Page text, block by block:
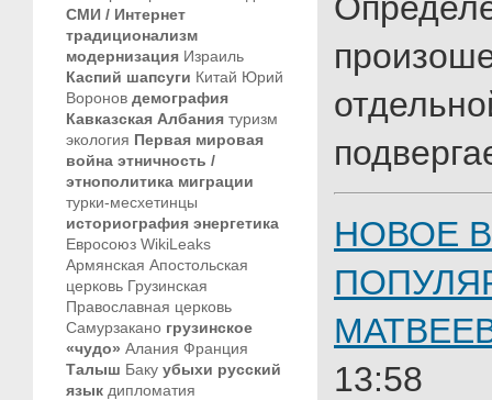
СМИ / Интернет
традиционализм
модернизация Израиль
Каспий шапсуги Китай Юрий
Воронов демография
Кавказская Албания туризм
экология Первая мировая
война этничность /
этнополитика миграции
турки-месхетинцы
историография энергетика
Евросоюз WikiLeaks
Армянская Апостольская
церковь Грузинская
Православная церковь
Самурзакано грузинское
«чудо» Алания Франция
Талыш Баку убыхи русский
язык дипломатия
НОВОЕ
13:58